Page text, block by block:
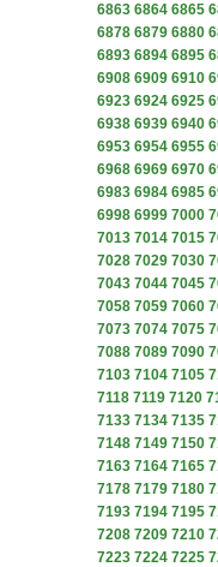
6863 6864 6865
6878 6879 6880
6893 6894 6895
6908 6909 6910
6923 6924 6925
6938 6939 6940
6953 6954 6955
6968 6969 6970
6983 6984 6985
6998 6999 7000
7013 7014 7015
7028 7029 7030
7043 7044 7045
7058 7059 7060
7073 7074 7075
7088 7089 7090
7103 7104 7105
7118 7119 7120
7133 7134 7135
7148 7149 7150
7163 7164 7165
7178 7179 7180
7193 7194 7195
7208 7209 7210
7223 7224 7225